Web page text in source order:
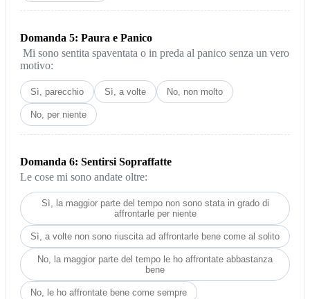
Domanda 5: Paura e Panico
Mi sono sentita spaventata o in preda al panico senza un vero
motivo:
Sì, parecchio Sì, a volte No, non molto
No, per niente
Domanda 6: Sentirsi Sopraffatte
Le cose mi sono andate oltre:
Sì, la maggior parte del tempo non sono stata in grado di
affrontarle per niente
Sì, a volte non sono riuscita ad affrontarle bene come al solito
No, la maggior parte del tempo le ho affrontate abbastanza
bene
No, le ho affrontate bene come sempre